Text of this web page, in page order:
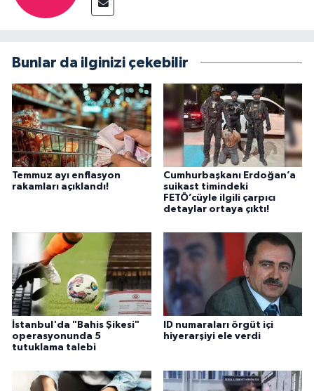
Bunlar da ilginizi çekebilir
Temmuz ayı enflasyon
rakamları açıklandı!
Cumhurbaşkanı Erdoğan’a
suikast timindeki
FETÖ’cüyle ilgili çarpıcı
detaylar ortaya çıktı!
İstanbul'da "Bahis Şikesi"
operasyonunda 5
tutuklama talebi
ID numaraları örgüt içi
hiyerarşiyi ele verdi